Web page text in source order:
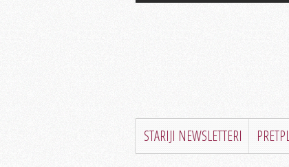
STARIJI NEWSLETTERI